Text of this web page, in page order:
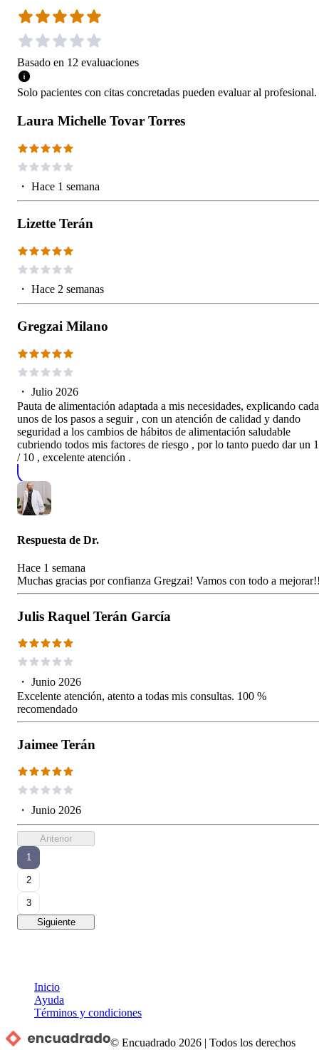
Basado en 12 evaluaciones
Solo pacientes con citas concretadas pueden evaluar al profesional.
Laura Michelle Tovar Torres
・ Hace 1 semana
Lizette Terán
・ Hace 2 semanas
Gregzai Milano
・ Julio 2026
Pauta de alimentación adaptada a mis necesidades, explicando cada
unos de los pasos a seguir , con un atención de calidad y dando
seguridad a los cambios de hábitos de alimentación saludable
cubriendo todos mis factores de riesgo , por lo tanto puedo dar un
/ 10 , excelente atención .
Respuesta de Dr.
Hace 1 semana
Muchas gracias por confianza Gregzai! Vamos con todo a
Julis Raquel Terán García
・ Junio 2026
Excelente atención, atento a todas mis consultas. 100 %
recomendado
Jaimee Terán
・ Junio 2026
Anterior
1
2
3
Siguiente
Inicio
Ayuda
Términos y condiciones
© Encuadrado 2026 |Todos los derechos